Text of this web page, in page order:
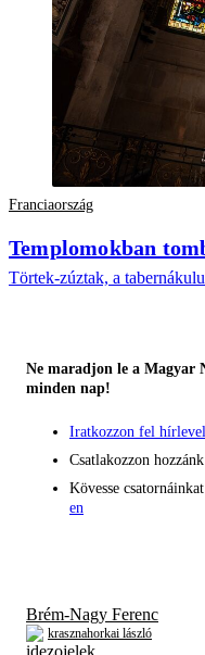
Franciaország
Templomokban
Törtek-zúztak, a
Ne maradjon le a Magyar
minden nap!
Iratkozzon fel
Csatlakozzon hozzánk
Kövesse csatornáinkat
en
Brém-Nagy Ferenc
krasznahorkai lászló